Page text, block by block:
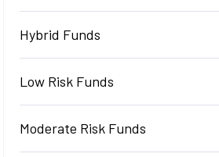
Hybrid Funds
Low Risk Funds
Moderate Risk Funds